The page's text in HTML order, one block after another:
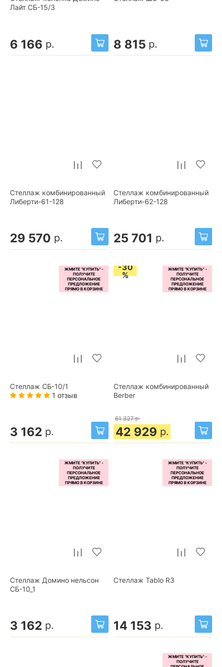
Лайт СБ-15/3
6 166 р. 8 815 р.
Стеллаж комбинированный
Либерти-61-128
29 570 р.
Стеллаж комбинированный
Либерти-62-128
25 701 р.
Стеллаж СБ-10/1
1 отзыв
3 162 р.
-30
%
Стеллаж комбинированный
Berber
61 327 р.
42 929 р.
Стеллаж Домино нельсон
СБ-10_1
3 162 р.
Стеллаж Tablo R3
14 153 р.